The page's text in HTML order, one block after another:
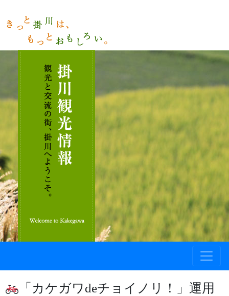
「カケガワdeチョイノリ！」運用